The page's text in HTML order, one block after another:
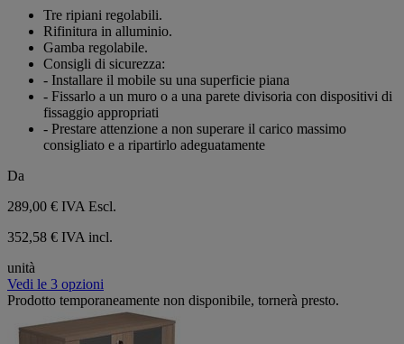
stelle.
Tre ripiani regolabili.
Rifinitura in alluminio.
Gamba regolabile.
Consigli di sicurezza:
- Installare il mobile su una superficie piana
- Fissarlo a un muro o a una parete divisoria con dispositivi di
fissaggio appropriati
- Prestare attenzione a non superare il carico massimo
consigliato e a ripartirlo adeguatamente
Da
289,00 € IVA Escl.
352,58 € IVA incl.
unità
Vedi le 3 opzioni
Prodotto temporaneamente non disponibile, tornerà presto.